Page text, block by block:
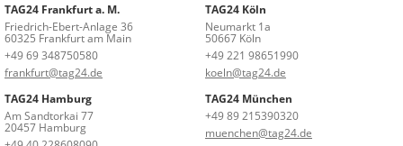
TAG24 Frankfurt a. M.
Friedrich-Ebert-Anlage 36
60325 Frankfurt am Main
+49 69 348750580
frankfurt@tag24.de
TAG24 Köln
Neumarkt 1a
50667 Köln
+49 221 98651990
koeln@tag24.de
TAG24 Hamburg
Am Sandtorkai 77
20457 Hamburg
TAG24 München
+49 89 215390320
muenchen@tag24.de